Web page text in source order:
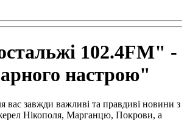
102.4FM" -
настрою"
вас завжди важливі та правдиві новини з
Нікополя, Марганцю, Покрови, а